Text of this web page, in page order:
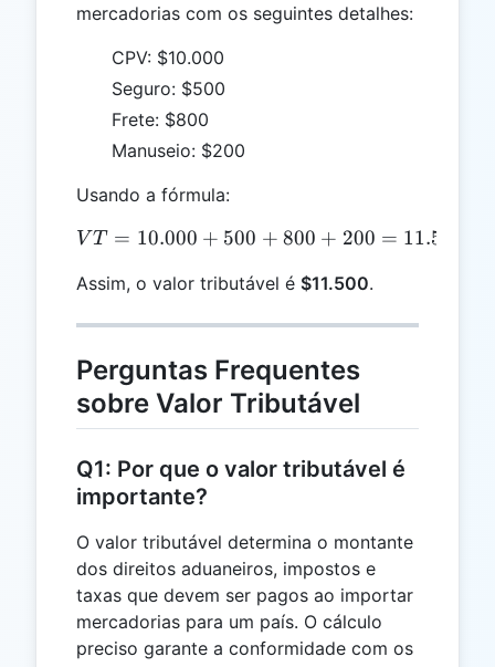
mercadorias com os seguintes detalhes:
CPV: $10.000
Seguro: $500
Frete: $800
Manuseio: $200
Usando a fórmula:
VT = 10.000 + 500 + 800
V T = 10.000 + 500 + 800 + 200 = 11.500
Assim, o valor tributável é $11.500.
Perguntas Frequentes
sobre Valor Tributável
Q1: Por que o valor tributável é
importante?
O valor tributável determina o montante
dos direitos aduaneiros, impostos e
taxas que devem ser pagos ao importar
mercadorias para um país. O cálculo
preciso garante a conformidade com os